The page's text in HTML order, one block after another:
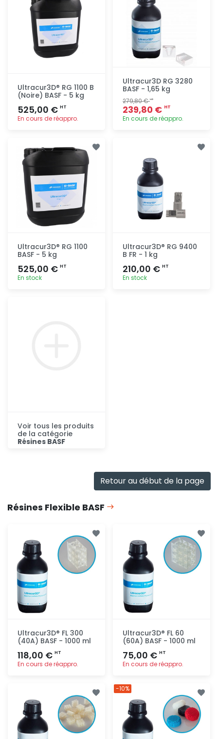
Ultracur3D® RG 1100 B
(Noire) BASF - 5 kg
525,00 € HT
En cours de réappro.
rapide
Ultracur3D RG 3280
BASF - 1,65 kg
279,80 €HT
239,80 € HT
En cours de réappro.
Ultracur3D® RG 1100
BASF - 5 kg
525,00 € HT
En stock
Ultracur3D® RG 9400
B FR - 1 kg
210,00 € HT
En stock
Voir tous les produits
de la catégorie
Résines BASF
Retour au début de la page
Résines Flexible BASF
Ultracur3D® FL 300
(40A) BASF - 1000 ml
118,00 € HT
En cours de réappro.
rapide
Ultracur3D® FL 60
(60A) BASF - 1000 ml
75,00 € HT
En cours de réappro.
rapide
-10%